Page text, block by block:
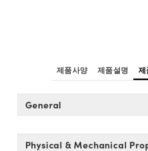
제품사양 제품설명 제
General
Physical & Mechanical